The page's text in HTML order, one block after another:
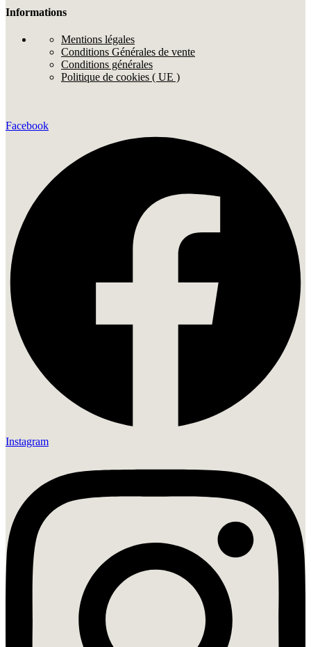
Informations
Mentions légales
Conditions Générales de vente
Conditions générales
Politique de cookies ( UE )
Facebook
Instagram